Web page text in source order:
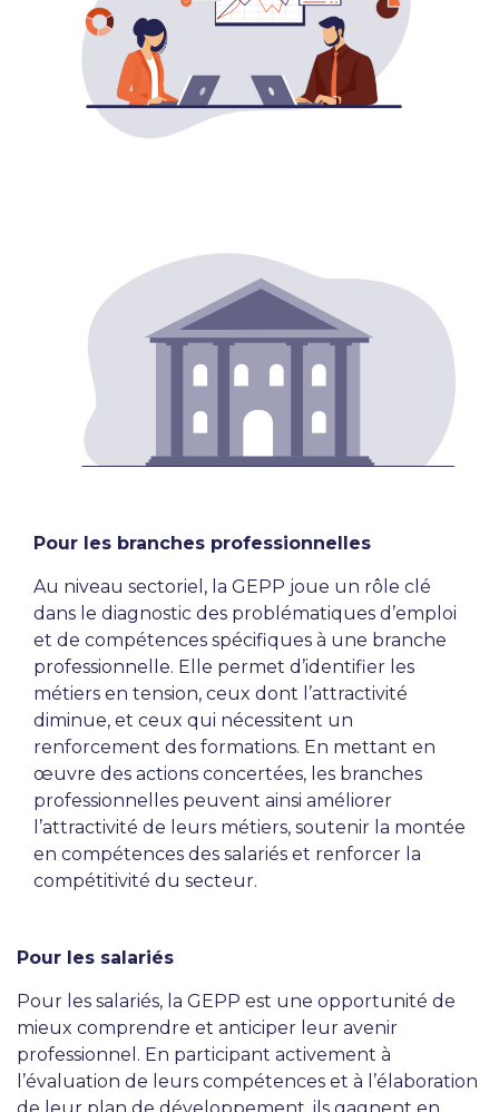
Pour les branches professionnelles
Au niveau sectoriel, la GEPP joue un rôle clé
dans le diagnostic des problématiques d’emploi
et de compétences spécifiques à une branche
professionnelle. Elle permet d’identifier les
métiers en tension, ceux dont l’attractivité
diminue, et ceux qui nécessitent un
renforcement des formations. En mettant en
œuvre des actions concertées, les branches
professionnelles peuvent ainsi améliorer
l’attractivité de leurs métiers, soutenir la montée
en compétences des salariés et renforcer la
compétitivité du secteur.
Pour les salariés
Pour les salariés, la GEPP est une opportunité de
mieux comprendre et anticiper leur avenir
professionnel. En participant activement à
l’évaluation de leurs compétences et à l’élaboration